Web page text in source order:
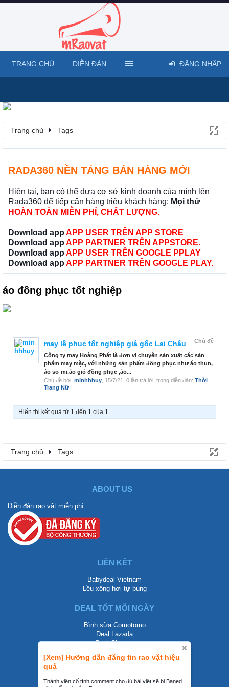
Trang chủ Tags
RADA360 NỀN TẢNG BÁN HÀNG MỚI
Hiện tại, bạn có thể đưa cơ sở kinh doanh của mình lên
Rada360 để tiếp cận hàng triệu khách hàng: Mọi thứ
HOÀN TOÀN MIỄN PHÍ, CHẤT LƯỢNG.
Download app APP USER TRÊN APP STORE
Download app APP PARTNER TRÊN APPSTORE.
Download app APP USER TRÊN GOOGLE PPLAY
Download app APP PARTNER TRÊN GOOGLE PLAY.
[Xem] Hưỡng dẫn đăng tin rao vặt hiệu
quả
Thành viên cố tình comment cho đủ bài viêt sẽ bị Baned
áo đồng phục tốt nghiệp
Chủ đề
may lễ phuc tốt nghiệp giá gốc Lai Châu
Công ty may Hoàng Phát là đơn vị chuyên sản xuất các sản
phẩm may mặc, với những sản phẩm đồng phục như áo thun,
áo sơ mi,áo gió đồng phục ,áo...
Chủ đề bởi: minhhhuy 15/7/21 , 0 lần trả lời, trong diễn đàn: Thời
Trang Nữ
Hiển thị kết quả từ 1 đến 1 của 1
Trang chủ Tags
TRANG CHỦ DIỄN ĐÀN ĐĂNG NHẬP
ABOUT US
Diễn đàn rao vặt miễn phí
LIÊN KẾT
Babydeal Vietnam
Lều xông hơi tự bung
DEAL TỐT MỖI NGÀY
Bình sữa Comotomo
Deal Lazada
Deal Shopee
LIÊN HỆ
0858002468